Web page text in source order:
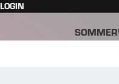
LOGIN
SOMMER